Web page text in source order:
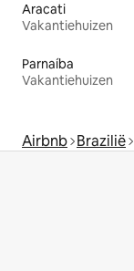
Aracati
Vakantiehuizen
Parnaíba
Vakantiehuizen
Airbnb Brazilië